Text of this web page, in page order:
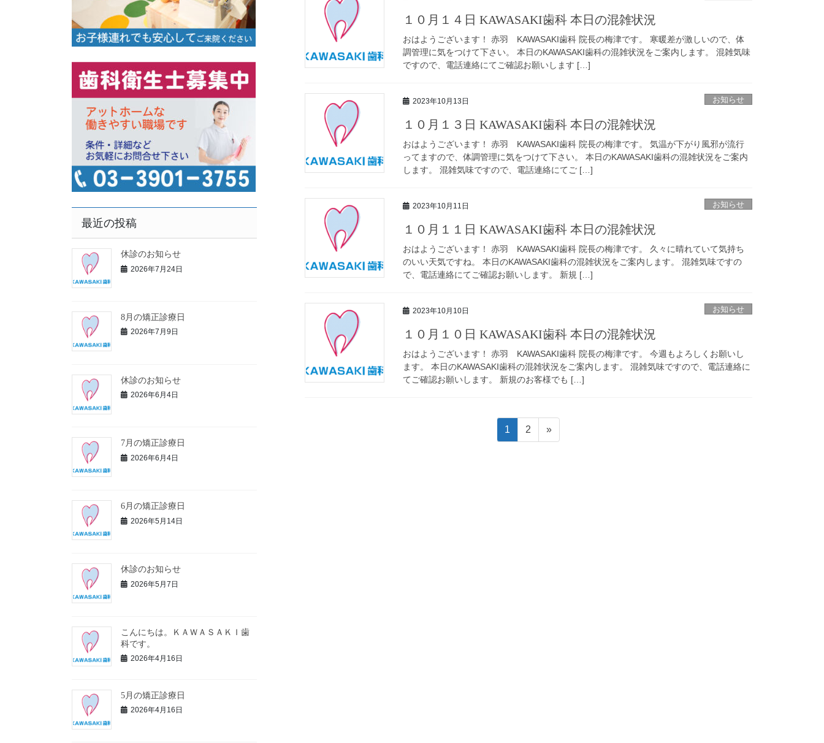
１０月１４日 KAWASAKI歯科 本日の混雑状況
おはようございます！ 赤羽 KAWASAKI歯科 院長の梅津です。 寒暖差が激しいので、体
調管理に気をつけて下さい。 本日のKAWASAKI歯科の混雑状況をご案内します。 混雑気味
ですので、電話連絡にてご確認お願いします […]
2023年10月13日 お知らせ
１０月１３日 KAWASAKI歯科 本日の混雑状況
おはようございます！ 赤羽 KAWASAKI歯科 院長の梅津です。 気温が下がり風邪が流行
ってますので、体調管理に気をつけて下さい。 本日のKAWASAKI歯科の混雑状況をご案内
します。 混雑気味ですので、電話連絡にてご […]
2023年10月11日 お知らせ
１０月１１日 KAWASAKI歯科 本日の混雑状況
おはようございます！ 赤羽 KAWASAKI歯科 院長の梅津です。 久々に晴れていて気持ち
のいい天気ですね。 本日のKAWASAKI歯科の混雑状況をご案内します。 混雑気味ですの
で、電話連絡にてご確認お願いします。 新規 […]
2023年10月10日 お知らせ
１０月１０日 KAWASAKI歯科 本日の混雑状況
おはようございます！ 赤羽 KAWASAKI歯科 院長の梅津です。 今週もよろしくお願いし
ます。 本日のKAWASAKI歯科の混雑状況をご案内します。 混雑気味ですので、電話連絡に
てご確認お願いします。 新規のお客様でも […]
ペ
ー
1
ペ
ー
2 »
最近の投稿
休診のお知らせ
2026年7月24日
8月の矯正診療日
2026年7月9日
休診のお知らせ
2026年6月4日
7月の矯正診療日
2026年6月4日
6月の矯正診療日
2026年5月14日
休診のお知らせ
2026年5月7日
こんにちは。ＫＡＷＡＳＡＫＩ歯
科です。
2026年4月16日
5月の矯正診療日
2026年4月16日